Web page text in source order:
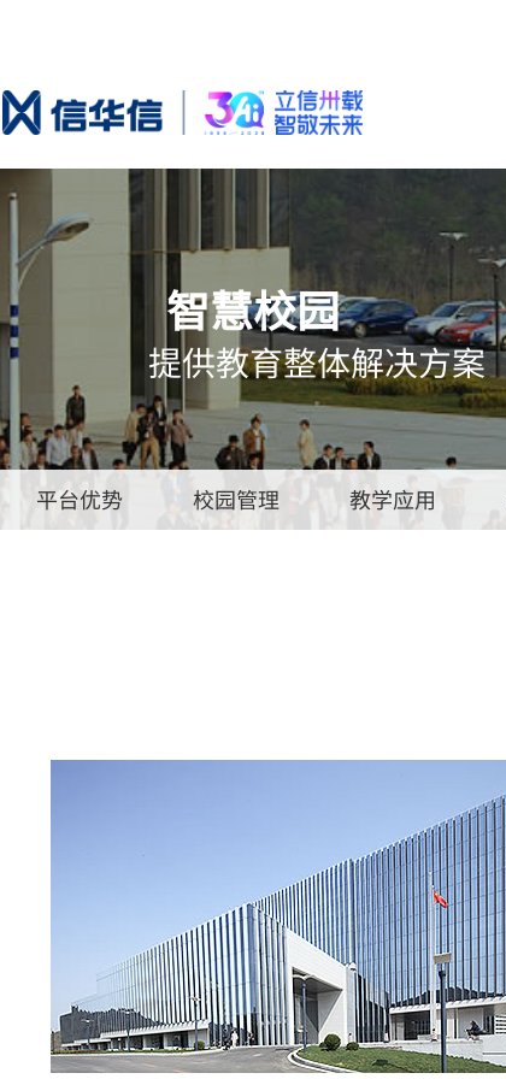
智慧校园
提供教育整体解决方案
平台优势 校园管理 教学应用